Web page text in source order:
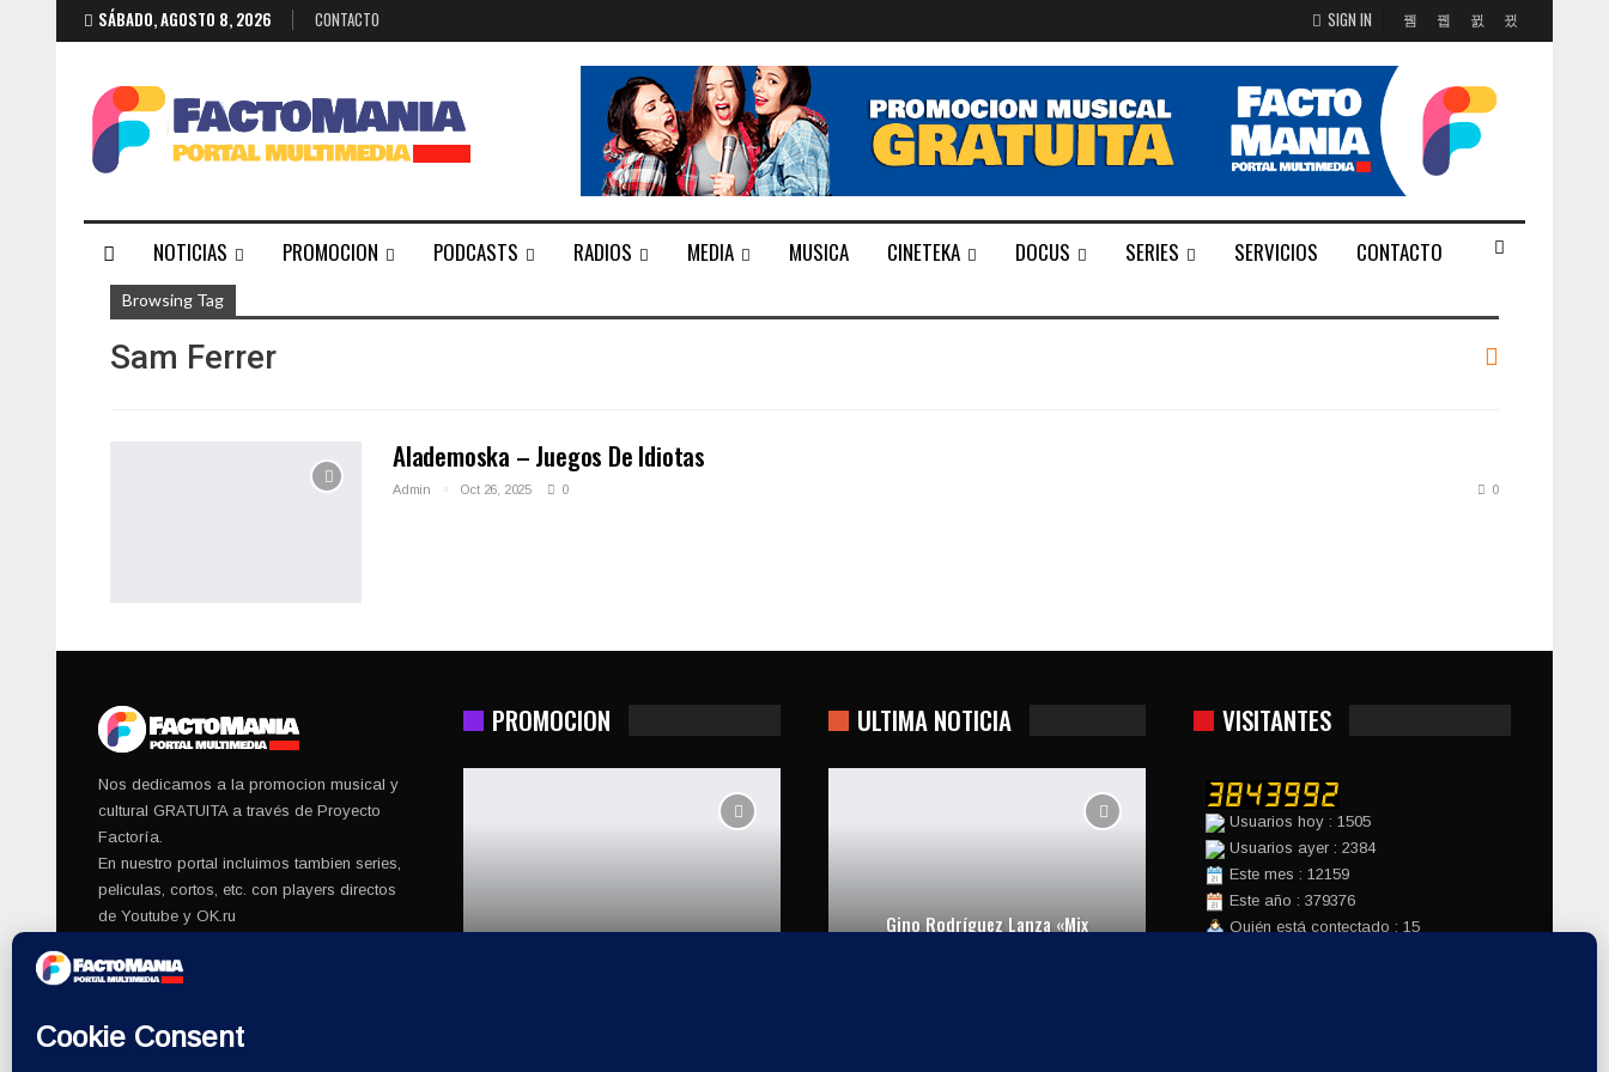
SIGN IN
SÁBADO, AGOSTO 8, 2026 CONTACTO
NOTICIAS PROMOCION PODCASTS RADIOS MEDIA MUSICA CINETEKA DOCUS SERIES SERVICIOS CONTACTO
Browsing Tag
Sam Ferrer
Alademoska – Juegos De Idiotas
Admin Oct 26, 2025 0 0
Nos dedicamos a la promocion musical y
cultural GRATUITA a través de Proyecto
Factoría.
En nuestro portal incluimos tambien series,
peliculas, cortos, etc. con players directos
de Youtube y OK.ru
PROMOCION ULTIMA NOTICIA
Gino Rodríguez Lanza «Mix
VISITANTES
Usuarios hoy : 1505
Usuarios ayer : 2384
Este mes : 12159
Este año : 379376
Quién está contectado : 15
© 2026 - Factomania. All Rights Reserved.